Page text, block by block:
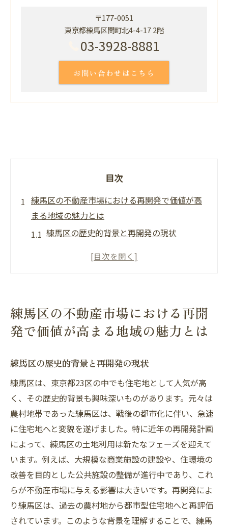
〒177-0051
東京都練馬区関町北4-4-17 2階
03-3928-8881
お問い合わせはこちら
目次
練馬区の不動産市場における再開発で価値が高
まる地域の魅力とは
練馬区の歴史的背景と再開発の現状
不動産市場における再開発がもたらす経済
住環境の改善が進む地域とその魅力
再開発が進むエリアの不動産価格動向
メリット
都市の進化が進む練馬区で不動産投資が注目さ
れる理由
練馬区の都市進化が不動産投資に与えるイ
ンパクト
投資家にとっての練馬区の魅力的な要因
不動産投資の視点で見る練馬区の長所
練馬区の成長戦略と投資機会
不動産投資のリスク管理と練馬区の実例
練馬区における不動産投資の成功事例
練馬区の不動産市場における再開
発で価値が高まる地域の魅力とは
練馬区の歴史的背景と再開発の現状
練馬区は、東京都23区の中でも住宅地として人気が高
く、その歴史的背景も興味深いものがあります。元々は
農村地帯であった練馬区は、戦後の都市化に伴い、急速
に住宅地へと変貌を遂げました。特に近年の再開発計画
によって、練馬区の土地利用は新たなフェーズを迎えて
います。例えば、大規模な商業施設の建設や、住環境の
改善を目的とした公共施設の整備が進行中であり、これ
らが不動産市場に与える影響は大きいです。再開発によ
り練馬区は、過去の農村地から都市型住宅地へと再評価
されています。このような背景を理解することで、練馬